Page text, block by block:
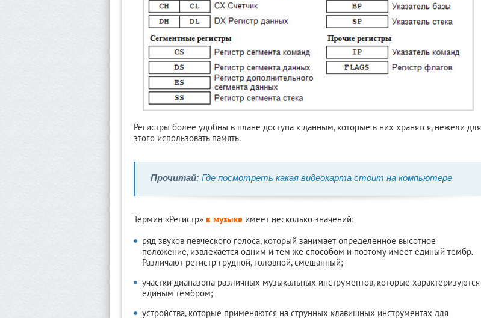
Регистры более удобны в плане доступа к данным, которые в них хранятся, нежели для
этого использовать память.
Прочитай: Где посмотреть какая видеокарта стоит на компьютере
Термин «Регистр» в музыке имеет несколько значений:
ряд звуков певческого голоса, который занимает определенное высотное
положение, извлекается одним и тем же способом и поэтому имеет единый тембр.
Различают регистр грудной, головной, смешанный;
участки диапазона различных музыкальных инструментов, которые характеризуются
единым тембром;
устройства, которые применяются на струнных клавишных инструментах для